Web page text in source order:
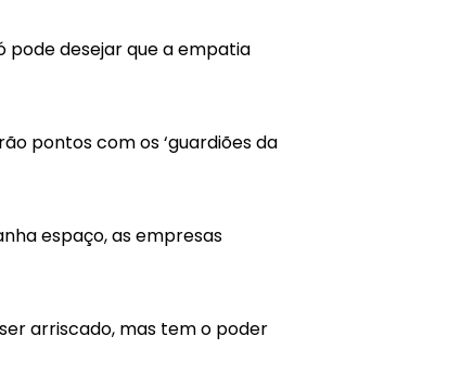
pode desejar que a empatia
pontos com os ‘guardiões da
espaço, as empresas
arriscado, mas tem o poder